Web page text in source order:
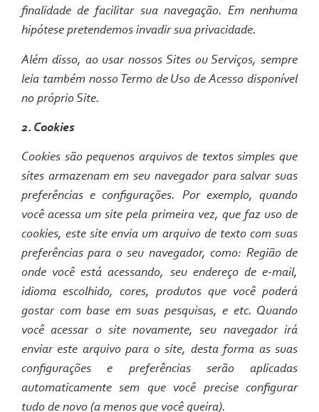
finalidade de facilitar sua navegação. Em nenhuma
hipótese pretendemos invadir sua privacidade.
Além disso, ao usar nossos Sites ou Serviços, sempre
leia também nosso Termo de Uso de Acesso disponível
no próprio Site.
2. Cookies
Cookies são pequenos arquivos de textos simples que
sites armazenam em seu navegador para salvar suas
preferências e configurações. Por exemplo, quando
você acessa um site pela primeira vez, que faz uso de
cookies, este site envia um arquivo de texto com suas
preferências para o seu navegador, como: Região de
onde você está acessando, seu endereço de e-mail,
idioma escolhido, cores, produtos que você poderá
gostar com base em suas pesquisas, e etc. Quando
você acessar o site novamente, seu navegador irá
enviar este arquivo para o site, desta forma as suas
configurações e preferências serão aplicadas
automaticamente sem que você precise configurar
tudo de novo (a menos que você queira).